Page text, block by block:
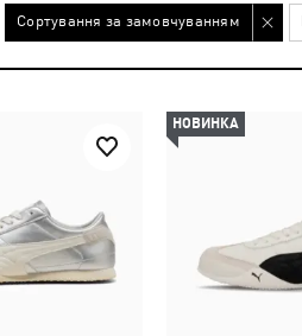
Сортування за замовчуванням
НОВИНКА